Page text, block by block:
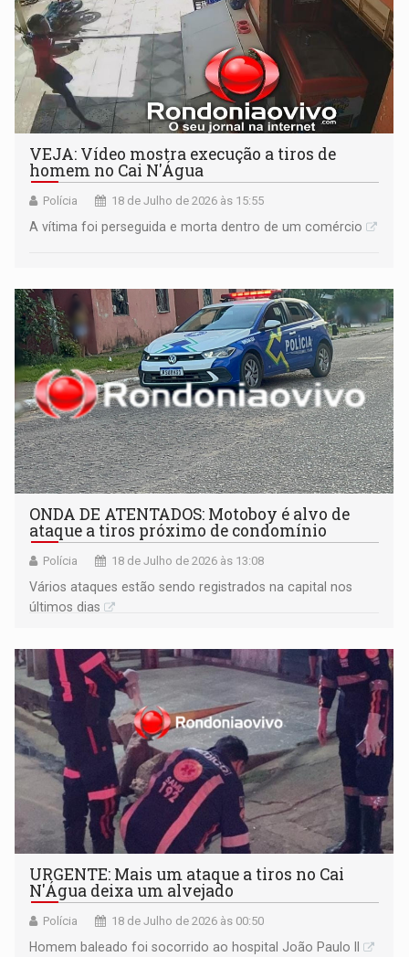
VEJA: Vídeo mostra execução a tiros de
homem no Cai N'Água
Polícia 18 de Julho de 2026 às 15:55
A vítima foi perseguida e morta dentro de um comércio
ONDA DE ATENTADOS: Motoboy é alvo de
ataque a tiros próximo de condomínio
Polícia 18 de Julho de 2026 às 13:08
Vários ataques estão sendo registrados na capital nos
últimos dias
URGENTE: Mais um ataque a tiros no Cai
N'Água deixa um alvejado
Polícia 18 de Julho de 2026 às 00:50
Homem baleado foi socorrido ao hospital João Paulo II